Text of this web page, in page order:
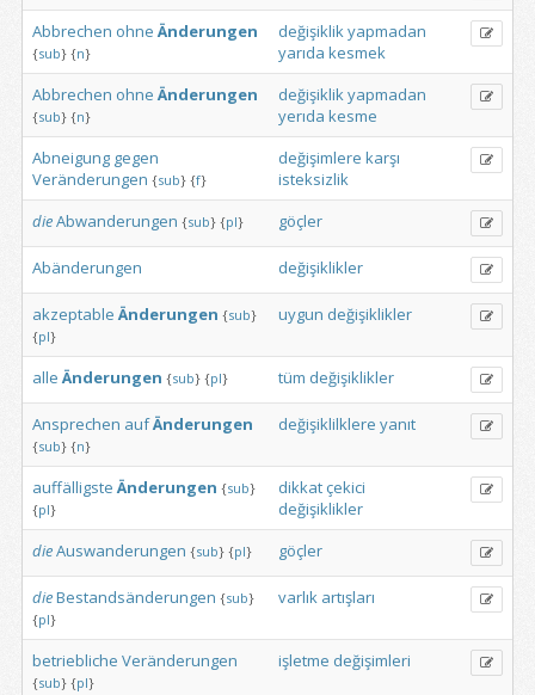
Abbrechen ohne Änderungen
{sub} {n}
değişiklikyapmadan
yarıda kesmek
Abbrechen ohne Änderungen
{sub} {n}
değişiklikyapmadan
yerıda kesme
Abneigung gegen
Veränderungen {sub} {f}
değişimlere karşı
isteksizlik
dieAbwanderungen {sub} {pl} göçler
Abänderungen değişiklikler
akzeptable Änderungen {sub}
{pl}
uygun değişiklikler
alle Änderungen {sub} {pl} tüm değişiklikler
Ansprechen aufÄnderungen
{sub} {n}
değişiklilklere yanıt
auffälligste Änderungen {sub}
{pl}
dikkat çekici
değişiklikler
dieAuswanderungen {sub} {pl} göçler
dieBestandsänderungen {sub}
{pl}
varlık artışları
betriebliche Veränderungen
{sub} {pl}
işletme değişimleri